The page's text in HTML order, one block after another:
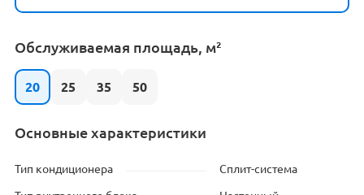
Обслуживаемая площадь, м²
20 25 35 50
Основные характеристики
Тип кондиционера Сплит-система